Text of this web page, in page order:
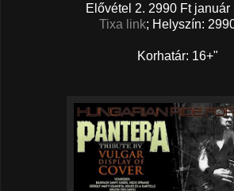
Elővétel 2. 2990 Ft január
Tixa link; Helyszín:
Korhatár: 16+"